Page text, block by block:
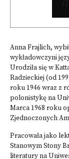
Anna Frajlich,
wykładowczyni
Urodziła się w
Radzieckiej (od
roku 1946 wraz z
polonistykę na
Marca 1968 roku
Zjednoczonych
Pracowała jako
Stanowym Stony
literatury na